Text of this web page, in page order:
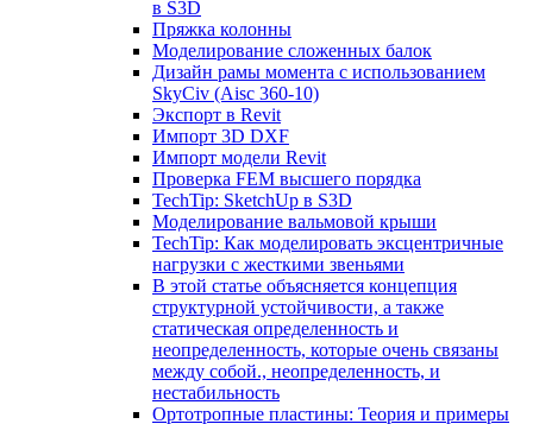
в S3D
Пряжка колонны
Моделирование сложенных балок
Дизайн рамы момента с использованием
SkyCiv (Aisc 360-10)
Экспорт в Revit
Импорт 3D DXF
Импорт модели Revit
Проверка FEM высшего порядка
TechTip: SketchUp в S3D
Моделирование вальмовой крыши
TechTip: Как моделировать эксцентричные
нагрузки с жесткими звеньями
В этой статье объясняется концепция
структурной устойчивости, а также
статическая определенность и
неопределенность, которые очень связаны
между собой., неопределенность, и
нестабильность
Ортотропные пластины: Теория и примеры